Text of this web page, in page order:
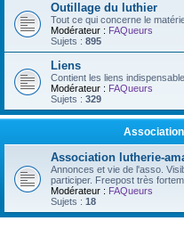
Outillage du luthier
Tout ce qui concerne le
Modérateur : FAQueurs
Sujets : 895
Liens
Contient les liens
Modérateur : FAQueurs
Sujets : 329
Association lutherie-
Annonces et vie de l'asso.
participer. Freepost très
Modérateur : FAQueurs
Sujets : 18